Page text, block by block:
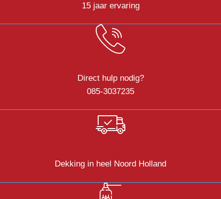
15 jaar ervaring
Direct hulp nodig?
085-3037235
Dekking in heel Noord Holland